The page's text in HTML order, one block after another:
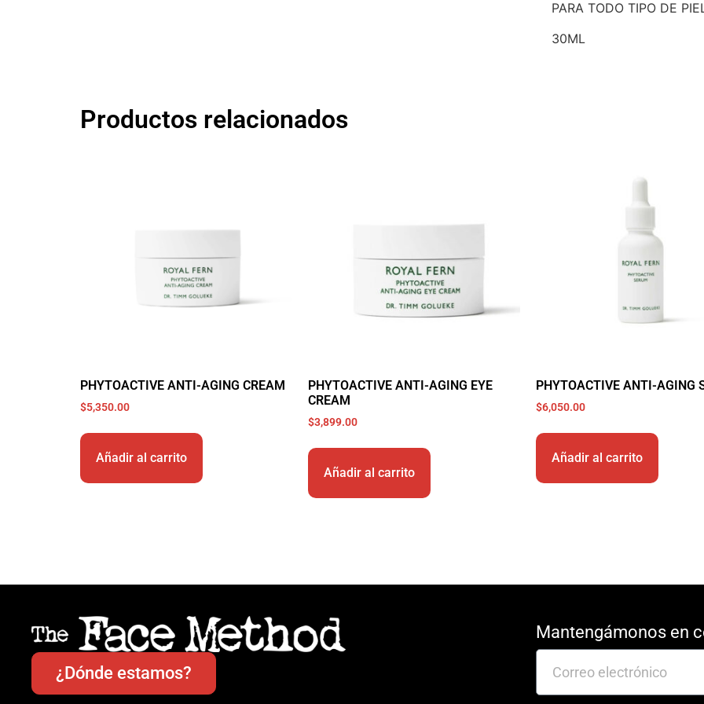
PARA TODO TIPO DE
30ML
Productos relacionados
PHYTOACTIVE ANTI-AGING CREAM
$5,350.00
Añadir al carrito
PHYTOACTIVE ANTI-AGING EYE
CREAM
$3,899.00
Añadir al carrito
PHYTOACTIVE ANTI-AGING
$6,050.00
Añadir al carrito
¿Dónde estamos?
Mantengámonos en